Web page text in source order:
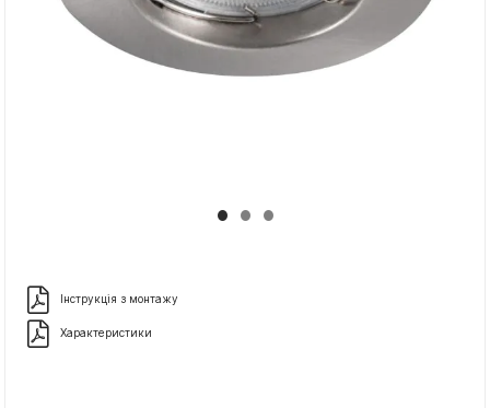
Інструкція з монтажу
Характеристики